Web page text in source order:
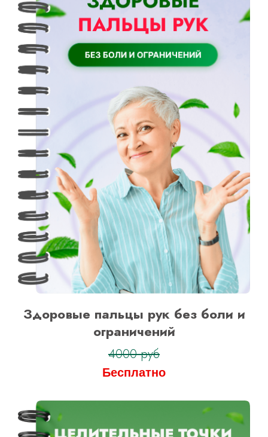
Здоровые пальцы рук без боли и
ограничений
4000 руб
Бесплатно
Оформить заявку
на тариф “Максимальный”